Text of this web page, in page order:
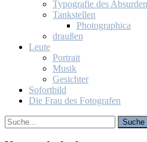
Ty­po­gra­fie des Ab­sur­den
Tank­stel­len
Pho­to­gra­phi­ca
drau­ßen
Leu­te
Por­trait
Mu­sik
Ge­sich­ter
So­fort­bild
Die Frau des Fo­to­gra­fen